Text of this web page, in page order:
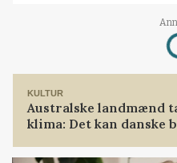
KULTUR
Australske landmænd
klima: Det kan